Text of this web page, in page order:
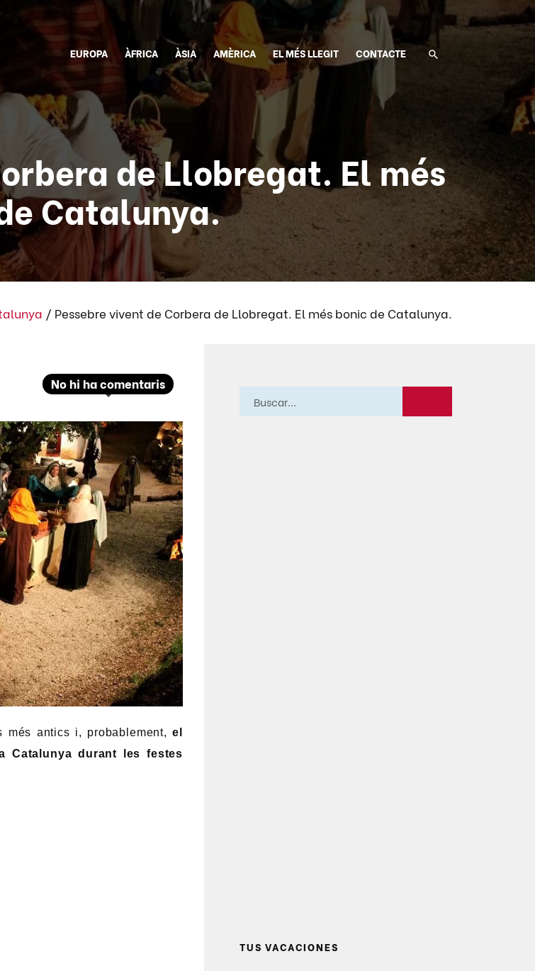
EUROPA ÀFRICA ÀSIA AMÈRICA EL MÉS LLEGIT CONTACTE
de Llobregat. El més
Catalunya.
/ Pessebre vivent de Corbera de Llobregat. El més bonic de Catalunya.
No hi ha comentaris
més antics i, probablement,el
Catalunya durant les festes
TUS VACACIONES